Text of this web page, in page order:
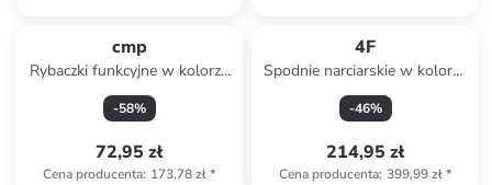
cmp
Rybaczki funkcyjne w kolorze
antracytowym
-58%
72,95 zł
Cena producenta: 173,78 zł*
4F
Spodnie narciarskie w kolorze
czarnym
-46%
214,95 zł
Cena producenta: 399,99 zł*